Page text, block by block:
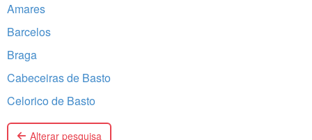
Amares
Barcelos
Braga
Cabeceiras de Basto
Celorico de Basto
Alterar pesquisa